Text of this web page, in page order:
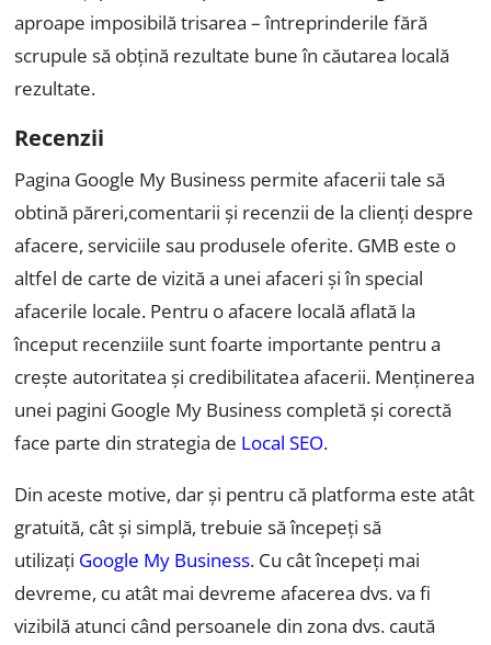
aproape imposibilă trisarea – întreprinderile fără
scrupule să obțină rezultate bune în căutarea locală
rezultate.
Recenzii
Pagina Google My Business permite afacerii tale să
obtină păreri,comentarii și recenzii de la clienți despre
afacere, serviciile sau produsele oferite. GMB este o
altfel de carte de vizită a unei afaceri și în special
afacerile locale. Pentru o afacere locală aflată la
început recenziile sunt foarte importante pentru a
crește autoritatea și credibilitatea afacerii. Menținerea
unei pagini Google My Business completă și corectă
face parte din strategia de Local SEO.
Din aceste motive, dar și pentru că platforma este atât
gratuită, cât și simplă, trebuie să începeți să
utilizați Google My Business. Cu cât începeți mai
devreme, cu atât mai devreme afacerea dvs. va fi
vizibilă atunci când persoanele din zona dvs. caută